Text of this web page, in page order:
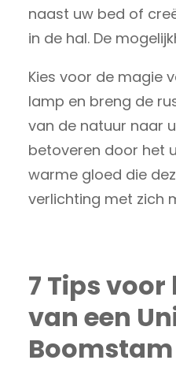
naast uw bed of
in de hal. De
Kies voor de magie
lamp en breng de
van de natuur naar
betoveren door het
warme gloed die
verlichting met zich
7 Tips
van een